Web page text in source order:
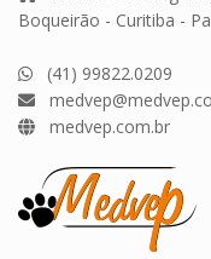
Boqueirão - Curitiba -
(41) 99822.0209
medvep.com.br